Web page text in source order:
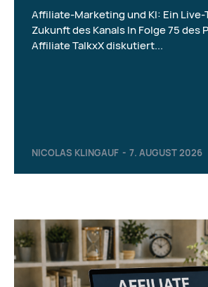
NICOLAS KLINGAUF - 7. AUGUST 2026
Affiliate-Marketing und KI: Ein Live-
Zukunft des Kanals In Folge 75 des Podcasts
Affiliate TalkxX diskutiert...